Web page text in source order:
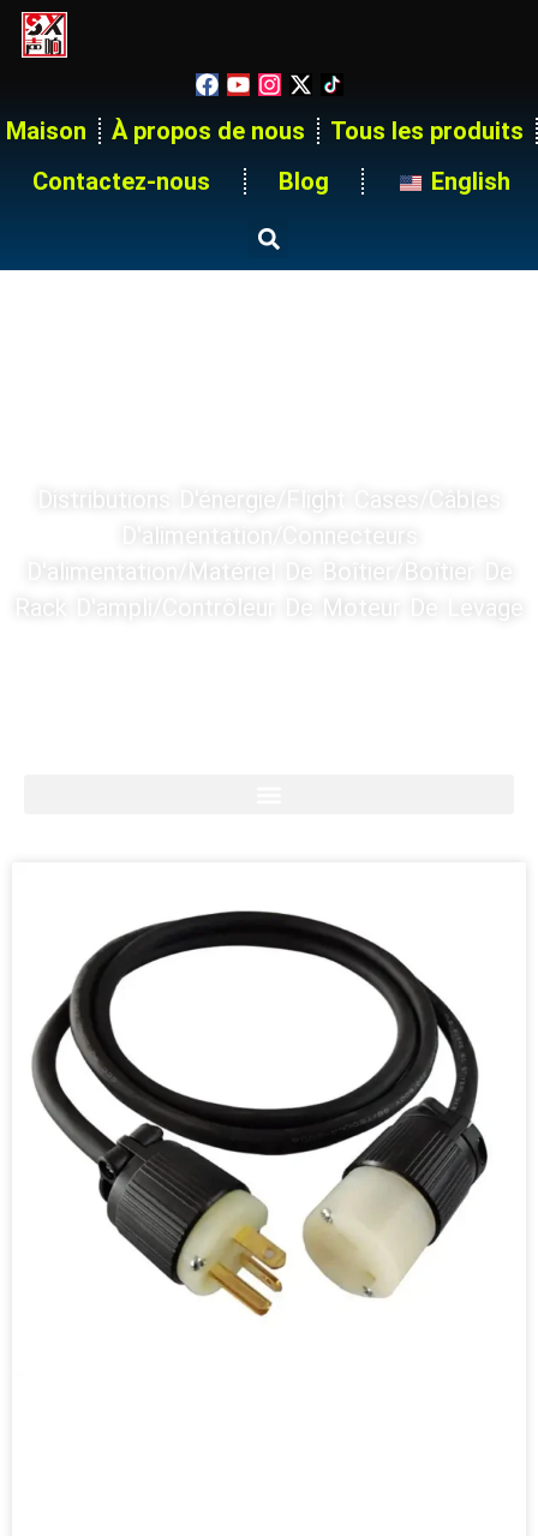
Maison À propos de nous
Tous les produits
Contactez-nous
Blog English
Distributions D'énergie/Flight Cases/Câbles
D'alimentation/Connecteurs
D'alimentation/Matériel De Boîtier/Boîtier De
Rack D'ampli/Contrôleur De Moteur De Levage